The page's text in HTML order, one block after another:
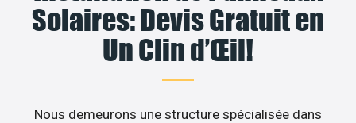
Solaires: Devis Gratuit en
Un Clin d’Œil!
Nous demeurons une structure spécialisée dans